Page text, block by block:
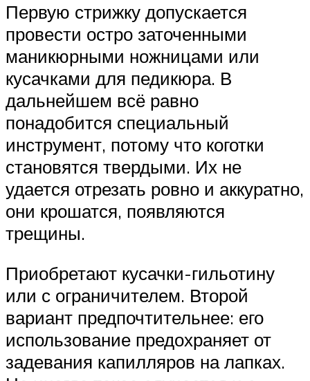
Первую стрижку допускается
провести остро заточенными
маникюрными ножницами или
кусачками для педикюра. В
дальнейшем всё равно
понадобится специальный
инструмент, потому что коготки
становятся твердыми. Их не
удается отрезать ровно и аккуратно,
они крошатся, появляются
трещины.
Приобретают кусачки-гильотину
или с ограничителем. Второй
вариант предпочтительнее: его
использование предохраняет от
задевания капилляров на лапках.